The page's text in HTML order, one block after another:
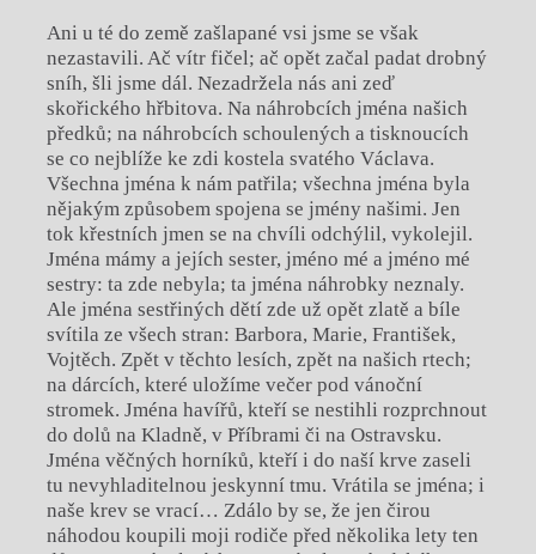
Ani u té do země zašlapané vsi jsme se však
nezastavili. Ač vítr fičel; ač opět začal padat drobný
sníh, šli jsme dál. Nezadržela nás ani zeď
skořického hřbitova. Na náhrobcích jména našich
předků; na náhrobcích schoulených a tisknoucích
se co nejblíže ke zdi kostela svatého Václava.
Všechna jména k nám patřila; všechna jména byla
nějakým způsobem spojena se jmény našimi. Jen
tok křestních jmen se na chvíli odchýlil, vykolejil.
Jména mámy a jejích sester, jméno mé a jméno mé
sestry: ta zde nebyla; ta jména náhrobky neznaly.
Ale jména sestřiných dětí zde už opět zlatě a bíle
svítila ze všech stran: Barbora, Marie, František,
Vojtěch. Zpět v těchto lesích, zpět na našich rtech;
na dárcích, které uložíme večer pod vánoční
stromek. Jména havířů, kteří se nestihli rozprchnout
do dolů na Kladně, v Příbrami či na Ostravsku.
Jména věčných horníků, kteří i do naší krve zaseli
tu nevyhladitelnou jeskynní tmu. Vrátila se jména; i
naše krev se vrací… Zdálo by se, že jen čirou
náhodou koupili moji rodiče před několika lety ten